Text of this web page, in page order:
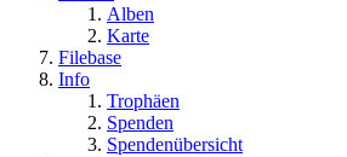
Alben
Karte
Filebase
Info
Trophäen
Spenden
Spendenübersicht